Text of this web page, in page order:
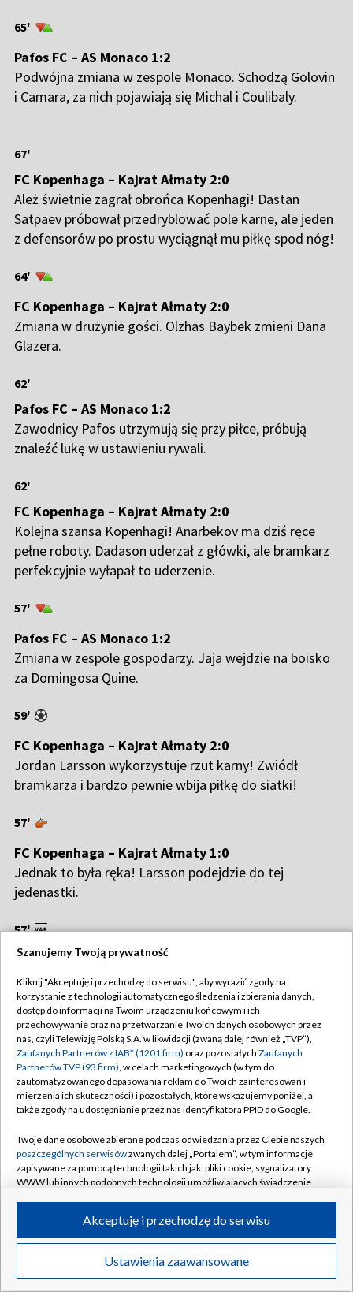
Transmisje Wideo
65'
Pafos FC – AS Monaco 1:2
Podwójna zmiana w zespole Monaco. Schodzą Golovin
i Camara, za nich pojawiają się Michal i Coulibaly.
67'
FC Kopenhaga – Kajrat Ałmaty 2:0
Ależ świetnie zagrał obrońca Kopenhagi! Dastan
Satpaev próbował przedryblować pole karne, ale jeden
z defensorów po prostu wyciągnął mu piłkę spod nóg!
64'
FC Kopenhaga – Kajrat Ałmaty 2:0
Zmiana w drużynie gości. Olzhas Baybek zmieni Dana
Glazera.
62'
Pafos FC – AS Monaco 1:2
Zawodnicy Pafos utrzymują się przy piłce, próbują
znaleźć lukę w ustawieniu rywali.
62'
FC Kopenhaga – Kajrat Ałmaty 2:0
Kolejna szansa Kopenhagi! Anarbekov ma dziś ręce
pełne roboty. Dadason uderzał z główki, ale bramkarz
perfekcyjnie wyłapał to uderzenie.
57'
Pafos FC – AS Monaco 1:2
Zmiana w zespole gospodarzy. Jaja wejdzie na boisko
za Domingosa Quine.
59'
FC Kopenhaga – Kajrat Ałmaty 2:0
Jordan Larsson wykorzystuje rzut karny! Zwiódł
bramkarza i bardzo pewnie wbija piłkę do siatki!
57'
FC Kopenhaga – Kajrat Ałmaty 1:0
Jednak to była ręka! Larsson podejdzie do tej
jedenastki.
57'
FC Kopenhaga – Kajrat Ałmaty 1:0
Być może Demir Kasabulat zagrał ręką we własnym
polu karnym i będzie rzut karny dla Kopenhagi. Sędzia
właśnie analizuje sytuację.
54'
Pafos FC – AS Monaco 1:2
Zawodnicy Pafos byli zepchnięcy głęboko do własnej
kontrę. Anderson znalazł sobie miejsce w polu karnym i
uderzał, ale bramkarz Monaco świetnie obronił!
53'
FC Kopenhaga – Kajrat Ałmaty 1:0
Kolejna dobra akcja ofensywna zawodników
Kopenhagi. Od początku drugiej połowy dominują na
boisku, ale dalej nie mogą trafić do siatki. Suzuki był w
Szanujemy Twoją prywatność
Kliknij "Akceptuję i przechodzę do serwisu", aby wyrazić zgody na
korzystanie z technologii automatycznego śledzenia i zbierania danych,
dostęp do informacji na Twoim urządzeniu końcowym i ich
przechowywanie oraz na przetwarzanie Twoich danych osobowych przez
nas, czyli Telewizję Polską S.A. w likwidacji (zwaną dalej również „TVP”),
Zaufanych Partnerów z IAB* (1201 firm) oraz pozostałych Zaufanych
Partnerów TVP (93 firm), w celach marketingowych (w tym do
zautomatyzowanego dopasowania reklam do Twoich zainteresowań i
mierzenia ich skuteczności) i pozostałych, które wskazujemy poniżej, a
także zgody na udostępnianie przez nas identyfikatora PPID do Google.
Twoje dane osobowe zbierane podczas odwiedzania przez Ciebie naszych
poszczególnych serwisówzwanych dalej „Portalem”, w tym informacje
zapisywane za pomocą technologii takich jak: pliki cookie, sygnalizatory
WWW lub innych podobnych technologii umożliwiających świadczenie
ruchu w Internecie.
Twoje dane osobowe zbierane podczas odwiedzania przez Ciebie
poszczególnych serwisówna Portalu, takie jak adresy IP, identyfikatory
Ustawienia zaawansowane
Akceptuję i przechodzę do serwisu